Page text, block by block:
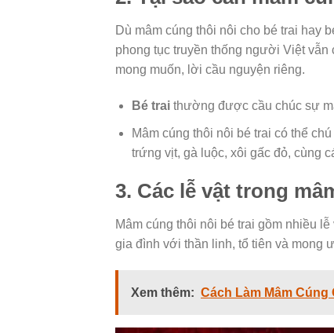
Dù mâm cúng thôi nôi cho bé trai hay
phong tục truyền thống người Việt
mong muốn, lời cầu nguyện riêng.
Bé traithường được cầu chúc sự
Mâm cúng thôi nôi bé trai có thể
trứng vịt, gà luộc, xôi gấc đỏ, cùng
3. Các lễ vật trong
Mâm cúng thôi nôi bé trai gồm nhiều
gia đình với thần linh, tổ tiên và mong
Xem thêm: Cách Làm Mâm